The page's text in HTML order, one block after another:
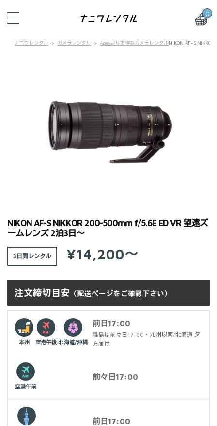
0
ナニワレンタル カメラレンタル Apexよりお得なカメラレンタルNIKON AF-S
NIKON AF-S NIKKOR 200-500mm f/5.6E ED VR 望遠ズ
ームレンズ 2泊3日～
3日間 ¥14,200～
注文締切目安 （配送ページをご確認下さい）
本州 空港午後 北海道/沖縄
前日17:00
離島は前々日17:00・九州以南/北海道 夕
方届け
空港午前
前々日17:00
前日17:00